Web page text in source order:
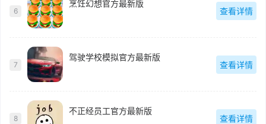
6
烹饪幻想官方最新版
查看详情
7
驾驶学校模拟官方最新版
查看详情
8
不正经员工官方最新版
查看详情